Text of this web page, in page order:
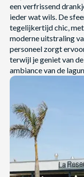
een verfrissend
ieder wat wils. De
tegelijkertijd chic,
moderne uitstraling
personeel zorgt
terwijl je geniet van
ambiance van de